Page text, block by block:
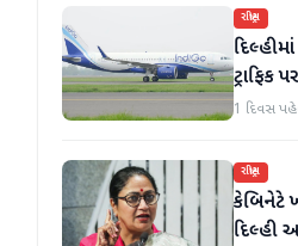
રાષ્ટ્રીય
ટ્રાફિક
1 દિવસ
રાષ્ટ્રીય
કેબિનેટે
દિલ્હી